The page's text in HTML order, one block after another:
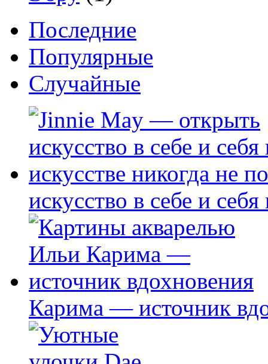
Последние
Популярные
Случайные
искусство в себе и
Карима — источник